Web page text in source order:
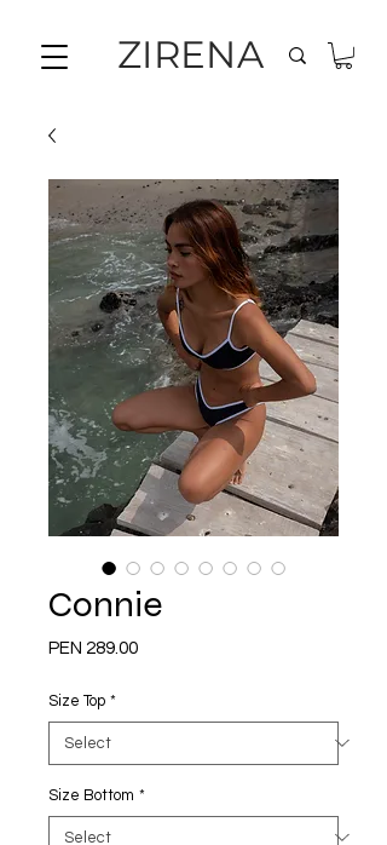
ZIRENA
Connie
PEN 289.00Price
Size Top *
Size Bottom *